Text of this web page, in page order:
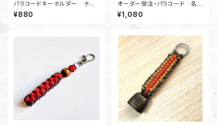
パラコードキーホルダー チャ
ーム トリロバイトN2 オレン
ジ
¥880
オーダー受注・パラコード 名入
りキーホルダー・コブラ ネーム
タグ
¥1,080